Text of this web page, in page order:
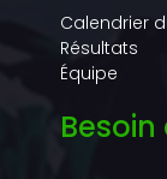
Calendrier
Résultats
Équipe